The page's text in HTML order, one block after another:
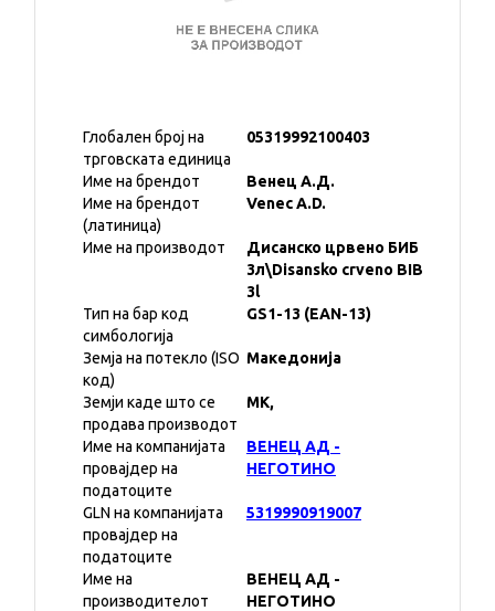
Глобален број на
трговската единица
05319992100403
Име на брендот
Венец А.Д.
Име на брендот
(латиница)
Venec A.D.
Име на производот
Дисанско црвено БИБ
3л\Disansko crveno BIB
3l
Тип на бар код
симбологија
GS1-13 (EAN-13)
Земја на потекло (ISO
код)
Македонија
Земји каде што се
продава производот
MK,
Име на компанијата
провајдер на
податоците
ВЕНЕЦ АД -
НЕГОТИНО
GLN на компанијата
провајдер на
податоците
5319990919007
Име на
производителот
ВЕНЕЦ АД -
НЕГОТИНО